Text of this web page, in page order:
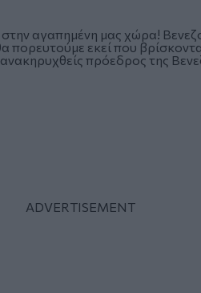
αγαπημένη μας χώρα!
πορευτούμε εκεί που
πρόεδρος της